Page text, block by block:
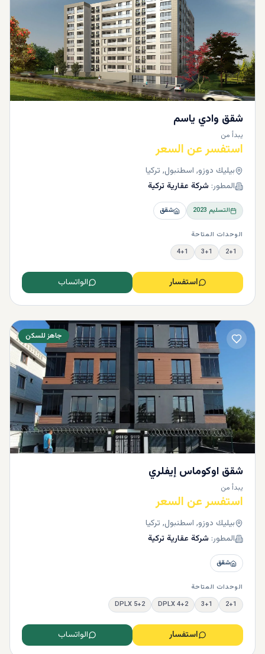
شقق وادي ياسم
يبدأ من
استفسر عن السعر
بيليك دوزو, اسطنبول, تركيا
المطور: شركة عقارية تركية
التسليم 2023 شقق
الوحدات المتاحة
2+1
3+1
4+1
استفسار الواتساب
جاهز للسكن
شقق اوكوماس إيفلري
يبدأ من
استفسر عن السعر
بيليك دوزو, اسطنبول, تركيا
المطور: شركة عقارية تركية
شقق
الوحدات المتاحة
2+1
3+1
4+2 DPLX
5+2 DPLX
استفسار الواتساب